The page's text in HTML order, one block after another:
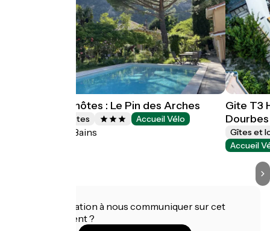
Chambres d'hôtes : Le Pin des Arches
Chambres d'Hôtes Accueil Vélo
Digne-les-Bains
Gite T3
Dourbes
Gîtes et
Accueil
Une information à nous communiquer sur cet
établissement ?